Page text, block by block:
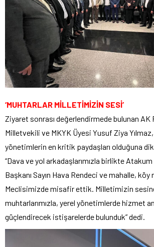
‘MUHTARLAR MİLLETİMİZİN SESİ’
Ziyaret sonrası değerlendirmede bulunan AK
Milletvekili ve MKYK Üyesi Yusuf Ziya
yönetimlerin en kritik paydaşları olduğuna
“Dava ve yol arkadaşlarımızla birlikte
Başkanı Sayın Hava Rendeci ve mahalle, köy
Meclisimizde misafir ettik. Milletimizin
muhtarlarımızla, yerel yönetimlerde hizmet
güçlendirecek istişarelerde bulunduk” dedi.